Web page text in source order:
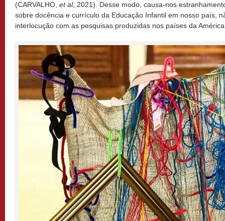
(CARVALHO, et al, 2021). Desse modo, causa-nos
sobre docência e currículo da Educação Infantil em nosso país,
interlocução com as pesquisas produzidas nos países da